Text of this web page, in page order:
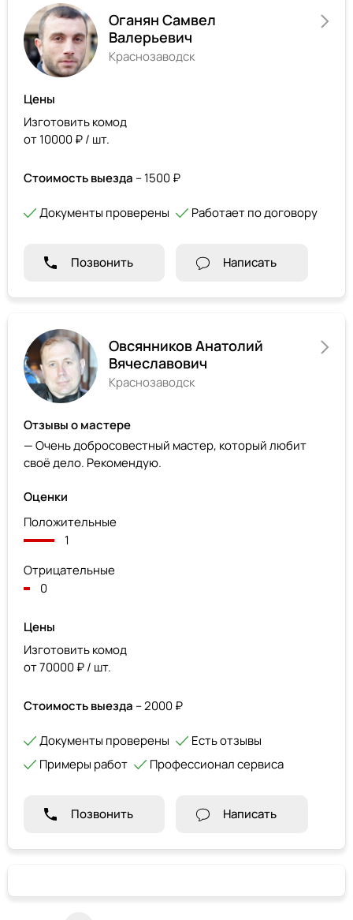
Оганян Самвел
Валерьевич
Краснозаводск
Цены
Изготовить комод
от 10000 ₽ / шт.
Стоимость выезда – 1500 ₽
Документы проверены Работает по договору
Позвонить Написать
Овсянников Анатолий
Вячеславович
Краснозаводск
Отзывы о мастере
— Очень добросовестный мастер, который любит
своё дело. Рекомендую.
Оценки
Положительные
1
Отрицательные
0
Цены
Изготовить комод
от 70000 ₽ / шт.
Стоимость выезда – 2000 ₽
Документы проверены
Есть отзывы
Примеры работ
Профессионал сервиса
Позвонить Написать